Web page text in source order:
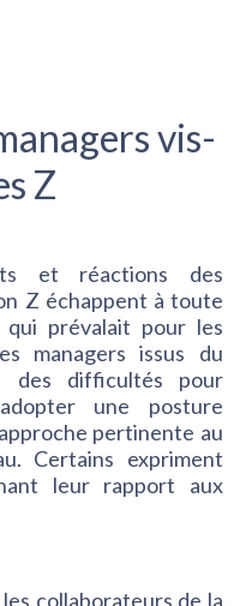
vis-
Z
et réactions des
Z échappent à toute
prévalait pour les
managers issus du
des difficultés pour
une posture
pertinente au
Certains expriment
leur rapport aux
les collaborateurs de la